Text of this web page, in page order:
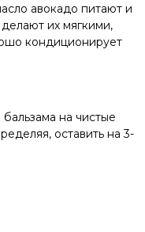
авокадо питают и
их мягкими,
кондиционирует
на чистые
оставить на 3-